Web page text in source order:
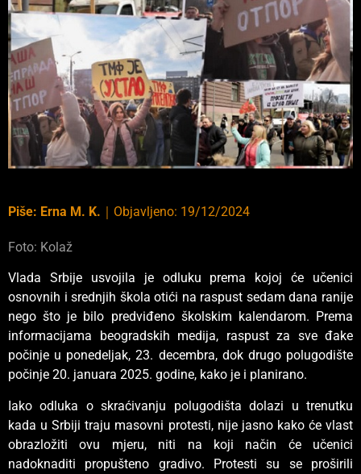
Piše: Erna M. K. ｜ Objavljeno: 19/12/2024
Foto: Kolaž
Vlada Srbije usvojila je odluku prema kojoj će učenici
osnovnih i srednjih škola otići na raspust sedam dana ranije
nego što je bilo predviđeno školskim kalendarom. Prema
informacijama beogradskih medija, raspust za sve đake
počinje u ponedeljak, 23. decembra, dok drugo polugodište
počinje 20. januara 2025. godine, kako je i planirano.
Iako odluka o skraćivanju polugodišta dolazi u trenutku
kada u Srbiji traju masovni protesti, nije jasno kako će vlast
obrazložiti ovu mjeru, niti na koji način će učenici
nadoknaditi propušteno gradivo. Protesti su se proširili